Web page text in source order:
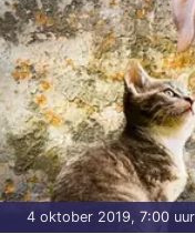
4 oktober 2019, 7:00 uur